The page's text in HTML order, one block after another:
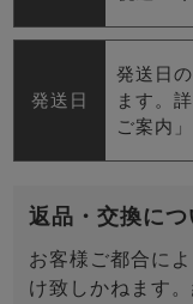
発送日
発送日
ます。
ご案内
返品・交換につ
お客様ご都合に
け致しかねます